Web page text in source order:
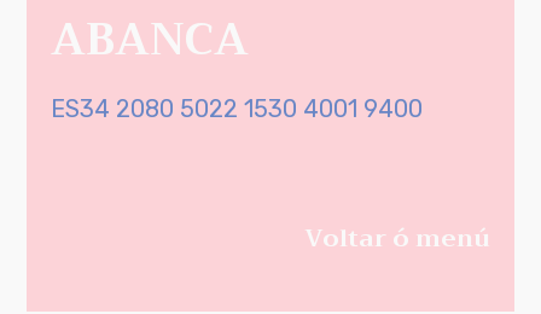
ABANCA
ES34 2080 5022 1530 4001 9400
Voltar ó menú